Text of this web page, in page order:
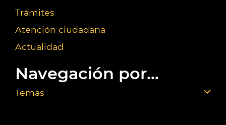
Trámites
Atención ciudadana
Actualidad
Navegación por...
Temas